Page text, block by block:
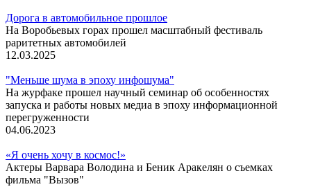
Дорога в автомобильное прошлое
На Воробьевых горах прошел масштабный фестиваль
раритетных автомобилей
12.03.2025
"Меньше шума в эпоху инфошума"
На журфаке прошел научный семинар об особенностях
запуска и работы новых медиа в эпоху информационной
перегруженности
04.06.2023
«Я очень хочу в космос!»
Актеры Варвара Володина и Беник Аракелян о съемках
фильма "Вызов"